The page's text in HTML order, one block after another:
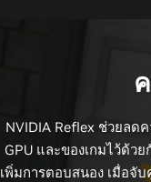
NVIDIA Reflex ช่วยลด
GPU และของเกมไว้ด้ว
เพิ่มการตอบสนอง เมื่อจับ